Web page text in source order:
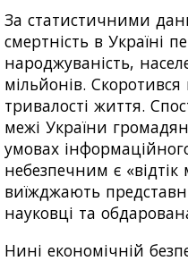
За статистичними
смертність в Україні
народжуваність,
мільйонів.
тривалості життя.
межі України
умовах
небезпечним є «відтік
виїжджають
науковці та
Нині економічній